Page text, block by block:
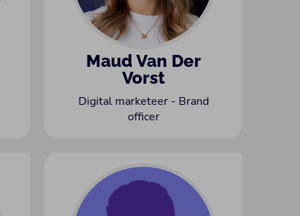
Maud Van Der
Vorst
Digital marketeer - Brand
officer